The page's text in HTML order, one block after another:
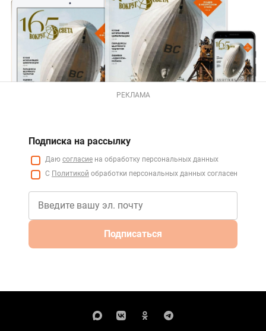
РЕКЛАМА
Подписка на рассылку
Даю согласие на обработку персональных данных
С Политикой обработки персональных данных согласен
Подписаться